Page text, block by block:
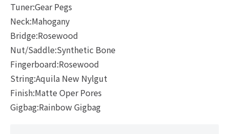
Tuner:Gear Pegs
Neck:Mahogany
Bridge:Rosewood
Nut/Saddle:Synthetic Bone
Fingerboard:Rosewood
String:Aquila New Nylgut
Finish:Matte Oper Pores
Gigbag:Rainbow Gigbag